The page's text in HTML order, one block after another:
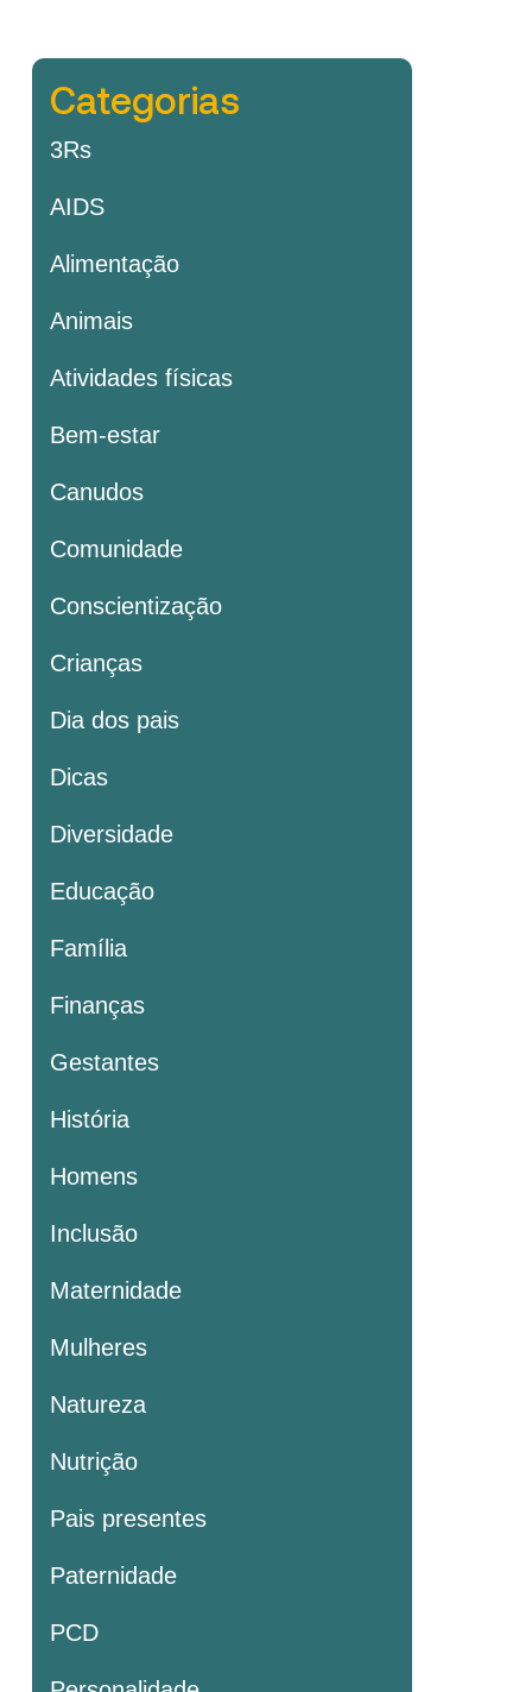
Categorias
3Rs
AIDS
Alimentação
Animais
Atividades físicas
Bem-estar
Canudos
Comunidade
Conscientização
Crianças
Dia dos pais
Dicas
Diversidade
Educação
Família
Finanças
Gestantes
História
Homens
Inclusão
Maternidade
Mulheres
Natureza
Nutrição
Pais presentes
Paternidade
PCD